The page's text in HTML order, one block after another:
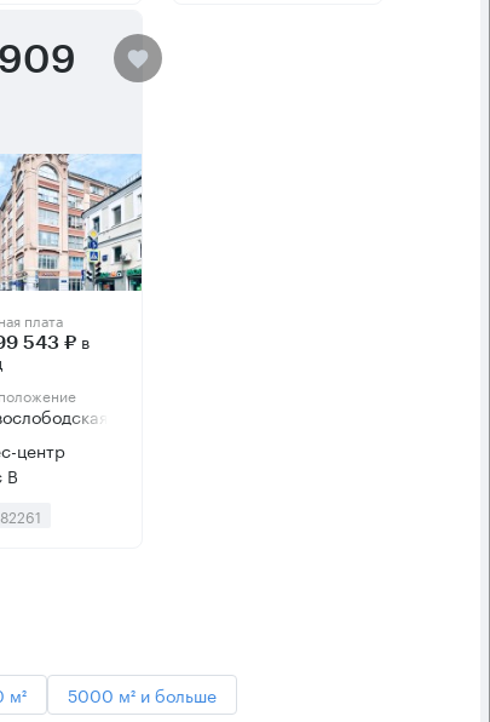
плата
543 ₽в
центр
B
м² 5000 м² и больше